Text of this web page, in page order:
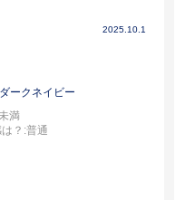
2025.10.1
ークネイビー
満
？ :普通